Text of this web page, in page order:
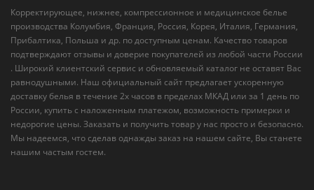
Корректирующее, нижнее, компрессионное и медицинское белье
производства Колумбия, Франция, Россия, Корея, Италия, Германия,
Прибалтика, Польша и др. по доступным ценам. Качество товаров
подтверждают отзывы и доверие покупателей из любой части России
. Широкий клиентский сервис и обновляемый каталог не оставят Вас
равнодушными. Наш официальный сайт предлагает ускоренную
доставку белья в течение 2х часов в пределах МКАД или за 1 день по
России, купить с наложенным платежом, возможность примерки и
недорогие цены. Заказать и получить товар у нас просто и безопасно.
Мы надеемся, что сделав однажды заказ на нашем сайте, Вы станете
нашим частым гостем.